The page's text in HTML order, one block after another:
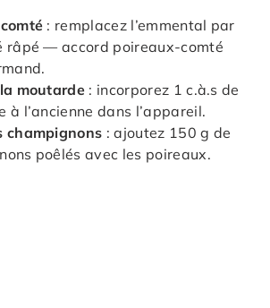
: remplacez l’emmental par
râpé — accord poireaux-comté
moutarde : incorporez 1 c.à.s de
à l’ancienne dans l’appareil.
champignons : ajoutez 150 g de
poêlés avec les poireaux.